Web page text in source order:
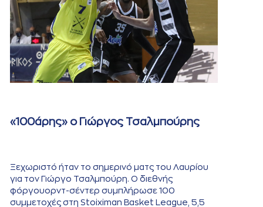
«100άρης» ο Γιώργος Τσαλμπούρης
Ξεχωριστό ήταν το σημερινό ματς του Λαυρίου
για τον Γιώργο Τσαλμπούρη. Ο διεθνής
φόργουορντ-σέντερ συμπλήρωσε 100
συμμετοχές στη Stoiximan Basket League, 5,5